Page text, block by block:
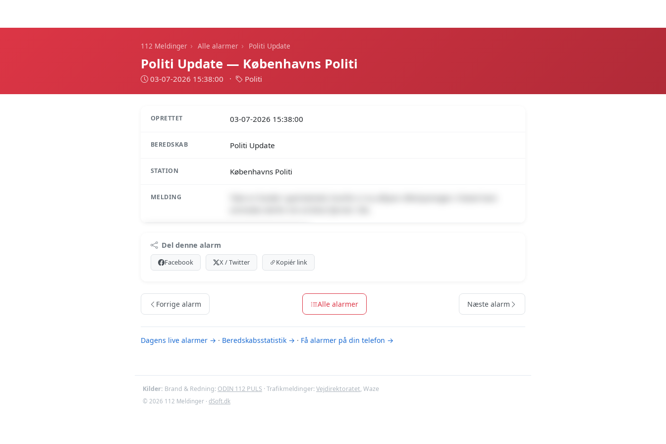
112 Meldinger › Alle alarmer › Politi Update
Politi Update — Københavns Politi
03-07-2026 15:38:00 · Politi
OPRETTET 03-07-2026 15:38:00
BEREDSKAB Politi Update
STATION Københavns Politi
MELDING
Premium indhold
Log ind med Premium for at se meldingen.
Se Premium-muligheder
Del denne alarm
Facebook X / Twitter Kopiér link
Forrige alarm Alle alarmer Næste alarm
Dagens live alarmer → · Beredskabsstatistik → · Få alarmer på din telefon →
Kilder: Brand & Redning: ODIN 112 PULS · Trafikmeldinger:Vejdirektoratet, Waze
© 2026 112 Meldinger · dSoft.dk